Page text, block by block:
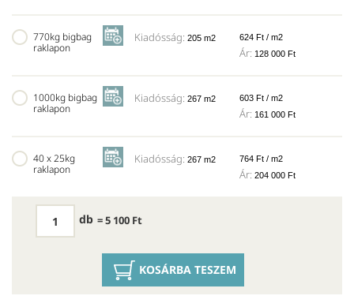
770kg bigbag
raklapon
Kiadósság: 205 m2 624 Ft / m2
Ár: 128 000 Ft
1000kg bigbag
raklapon
Kiadósság: 267 m2 603 Ft / m2
Ár: 161 000 Ft
40 x 25kg
raklapon
Kiadósság: 267 m2 764 Ft / m2
Ár: 204 000 Ft
db = 5 100 Ft
KOSÁRBA TESZEM